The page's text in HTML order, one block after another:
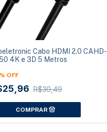
Cabo HDMI 2.0 CAHD-
4K e 3D 5 Metros
% OFF
R$30,49